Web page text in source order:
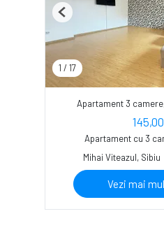
1 / 17
Previous
Apartament 3
Apartament cu 3
Mihai Viteazul, Sibiu
Vezi mai